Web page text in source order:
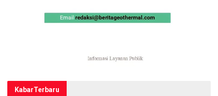
KabarTerbaru